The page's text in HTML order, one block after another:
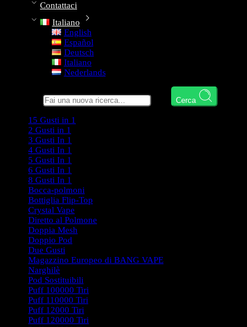
Contattaci
Italiano
English
Español
Deutsch
Italiano
Nederlands
Cerca
15 Gusti in 1
2 Gusti in 1
3 Gusti In 1
4 Gusti In 1
5 Gusti In 1
6 Gusti In 1
8 Gusti In 1
Bocca-polmoni
Bottiglia Flip-Top
Crystal Vape
Diretto al Polmone
Doppia Mesh
Doppio Pod
Due Gusti
Magazzino Europeo di BANG VAPE
Narghilè
Pod Sostituibili
Puff 100000 Tiri
Puff 110000 Tiri
Puff 12000 Tiri
Puff 120000 Tiri